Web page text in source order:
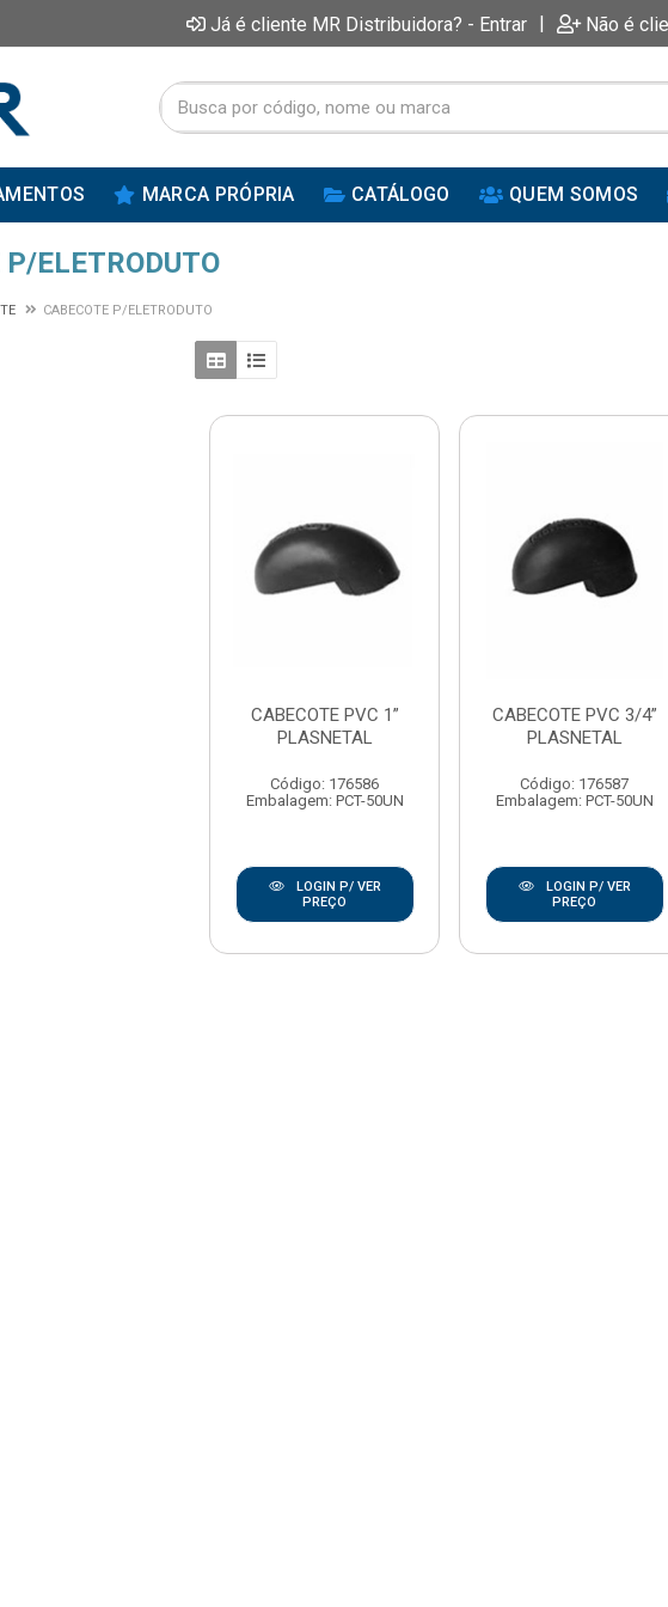
Já é cliente MR Distribuidora? - Entrar | Não é
MARCA PRÓPRIA CATÁLOGO QUEM SOMOS
P/ELETRODUTO
CABECOTE P/ELETRODUTO
CABECOTE PVC 1”
PLASNETAL
Código: 176586
Embalagem: PCT-50UN
LOGIN P/ VER
PREÇO
CABECOTE PVC 3/4”
PLASNETAL
Código: 176587
Embalagem: PCT-50UN
LOGIN P/ VER
PREÇO